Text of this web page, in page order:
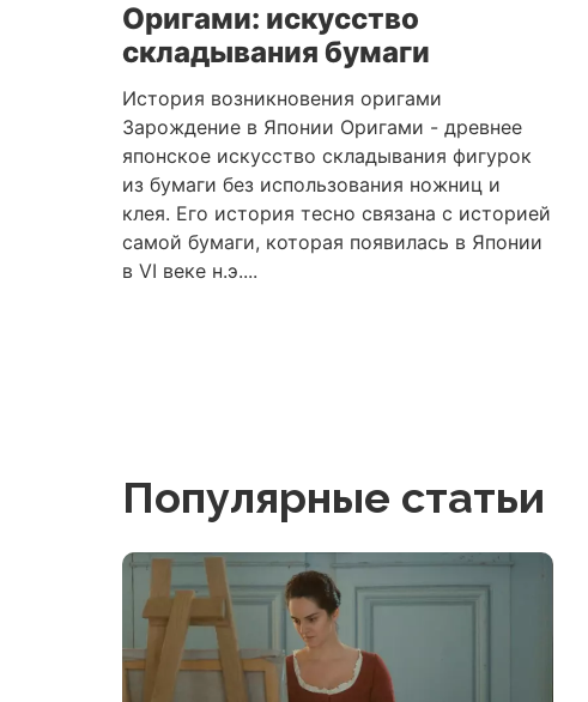
Оригами: искусство
складывания бумаги
История возникновения оригами
Зарождение в Японии Оригами - древнее
японское искусство складывания фигурок
из бумаги без использования ножниц и
клея. Его история тесно связана с историей
самой бумаги, которая появилась в Японии
в VI веке н.э....
Популярные статьи